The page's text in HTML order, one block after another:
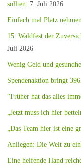
sollten. 7. Juli 2026
Einfach mal Platz
15. Waldfest der
Juli 2026
Wenig Geld und
Spendenaktion bringt
“Früher hat das alles
„Jetzt muss ich hier
„Das Team hier ist eine
Anliegen: Die Welt zu
Eine helfende Hand